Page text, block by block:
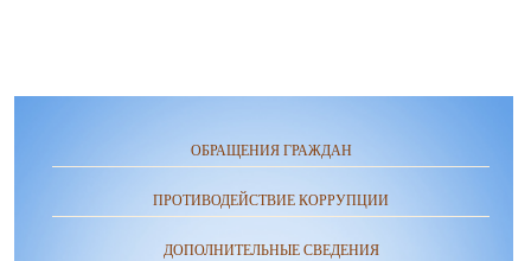
ОБРАЩЕНИЯ ГРАЖДАН
ПРОТИВОДЕЙСТВИЕ КОРРУПЦИИ
ДОПОЛНИТЕЛЬНЫЕ СВЕДЕНИЯ